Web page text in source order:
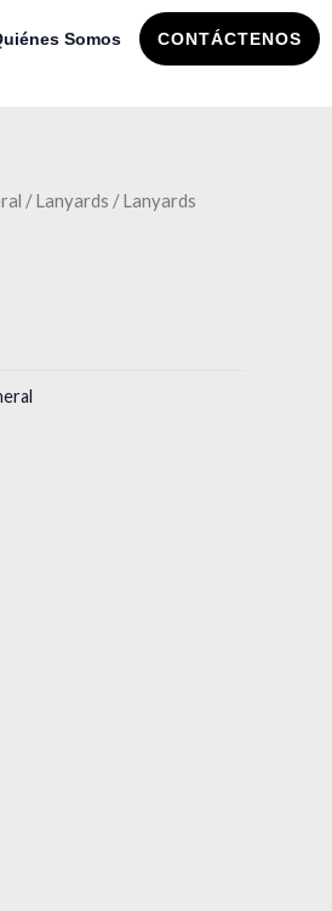
Somos CONTÁCTENOS
/Lanyards / Lanyards